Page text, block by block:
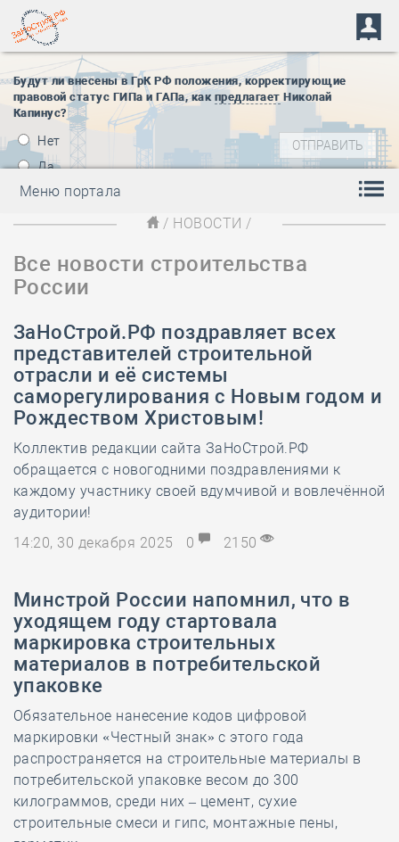
Будут ли внесены в ГрК РФ положения, корректирующие
правовой статус ГИПа и ГАПа, как предлагает Николай
Капинус?
Нет
Да
Меню портала
/ НОВОСТИ /
Все новости строительства
России
ЗаНоСтрой.РФ поздравляет всех
представителей строительной
отрасли и её системы
саморегулирования с Новым годом и
Рождеством Христовым!
Коллектив редакции сайта ЗаНоСтрой.РФ
обращается с новогодними поздравлениями к
каждому участнику своей вдумчивой и вовлечённой
аудитории!
14:20, 30 декабря 2025
0 2150
Минстрой России напомнил, что в
уходящем году стартовала
маркировка строительных
материалов в потребительской
упаковке
Обязательное нанесение кодов цифровой
маркировки «Честный знак» с этого года
распространяется на строительные материалы в
потребительской упаковке весом до 300
килограммов, среди них – цемент, сухие
строительные смеси и гипс, монтажные пены,